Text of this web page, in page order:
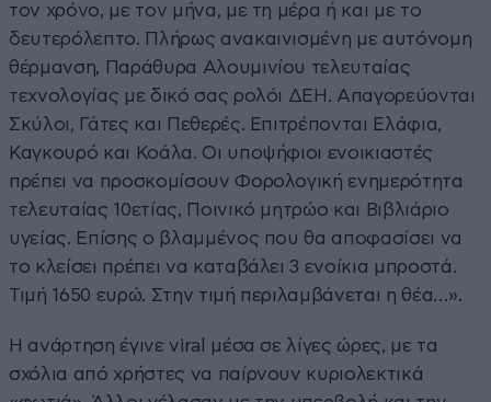
τον χρόνο, με τον μήνα, με τη μέρα ή και με το
δευτερόλεπτο. Πλήρως ανακαινισμένη με αυτόνομη
θέρμανση, Παράθυρα Αλουμινίου τελευταίας
τεχνολογίας με δικό σας ρολόι ΔΕΗ. Απαγορεύονται
Σκύλοι, Γάτες και Πεθερές. Επιτρέπονται Ελάφια,
Καγκουρό και Κοάλα. Οι υποψήφιοι ενοικιαστές
πρέπει να προσκομίσουν Φορολογική ενημερότητα
τελευταίας 10ετίας, Ποινικό μητρώο και Βιβλιάριο
υγείας. Επίσης ο βλαμμένος που θα αποφασίσει να
το κλείσει πρέπει να καταβάλει 3 ενοίκια μπροστά.
Τιμή 1650 ευρώ. Στην τιμή περιλαμβάνεται η θέα…».
Η ανάρτηση έγινε viral μέσα σε λίγες ώρες, με τα
σχόλια από χρήστες να παίρνουν κυριολεκτικά